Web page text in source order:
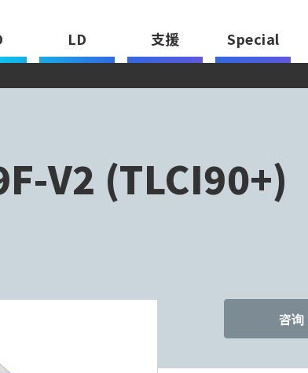
LD 支援 Special
V2 (TLCI90+)
咨询